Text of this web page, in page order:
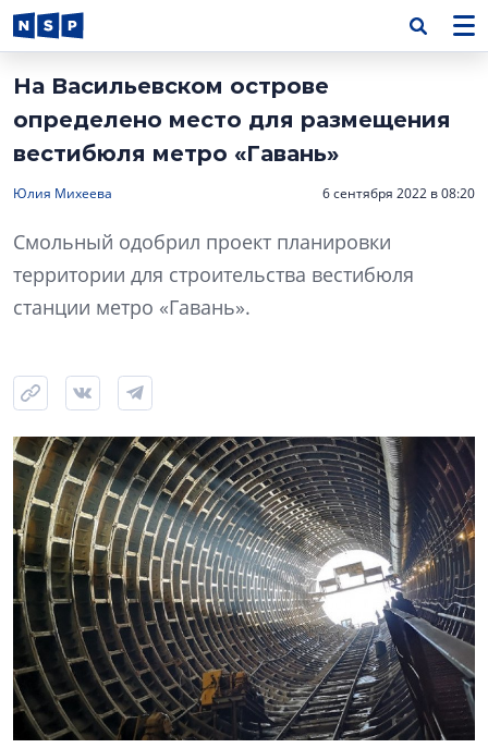
На Васильевском острове
определено место для размещения
вестибюля метро «Гавань»
Юлия Михеева 6 сентября 2022 в 08:20
Смольный одобрил проект планировки
территории для строительства вестибюля
станции метро «Гавань».